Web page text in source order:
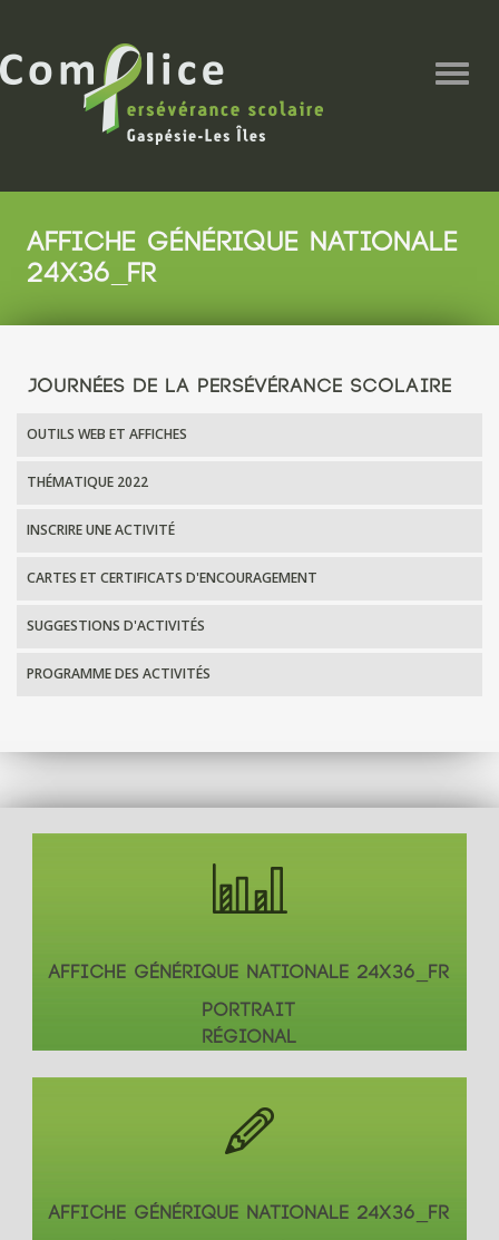
AFFICHE GÉNÉRIQUE NATIONALE
24X36_FR
JOURNÉES DE LA PERSÉVÉRANCE SCOLAIRE
OUTILS WEB ET AFFICHES
THÉMATIQUE 2022
INSCRIRE UNE ACTIVITÉ
CARTES ET CERTIFICATS D'ENCOURAGEMENT
SUGGESTIONS D'ACTIVITÉS
PROGRAMME DES ACTIVITÉS
AFFICHE GÉNÉRIQUE NATIONALE 24X36_FR
PORTRAIT
RÉGIONAL
AFFICHE GÉNÉRIQUE NATIONALE 24X36_FR